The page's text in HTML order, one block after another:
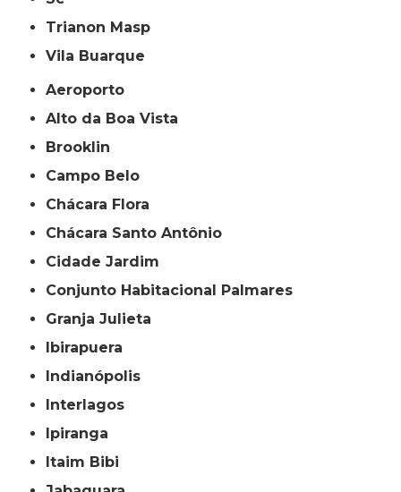
Trianon Masp
Vila Buarque
Aeroporto
Alto da Boa Vista
Brooklin
Campo Belo
Chácara Flora
Chácara Santo Antônio
Cidade Jardim
Conjunto Habitacional Palmares
Granja Julieta
Ibirapuera
Indianópolis
Interlagos
Ipiranga
Itaim Bibi